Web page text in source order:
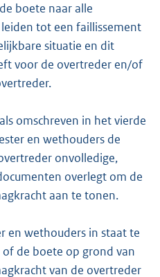
boete naar alle
tot een faillissement
situatie en dit
voor de overtreder en/of
omschreven in het vierde
en wethouders de
onvolledige,
overlegt om de
aan te tonen.
en wethouders in staat te
de boete op grond van
van de overtreder